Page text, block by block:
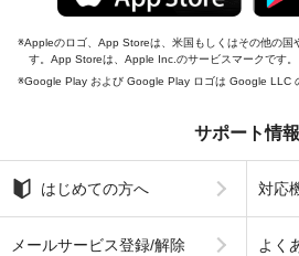
Appleのロゴ、App Storeは、米国もしくはその他の
す。App Storeは、Apple Inc.のサービスマークです。
Google Play および Google Play ロゴは Google LLC
サポート情報
はじめての方へ 対応
メールサービス登録/解除 よく